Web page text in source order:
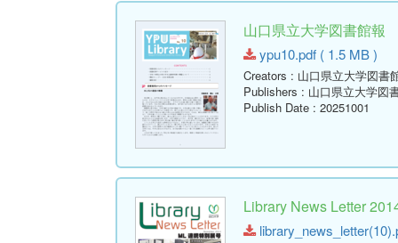
山口県立大学図書館報
ypu10.pdf ( 1.5 MB )
Creators : 山口県立大学図書
Publishers : 山口県立大学図
Publish Date : 20251001
Library News Letter